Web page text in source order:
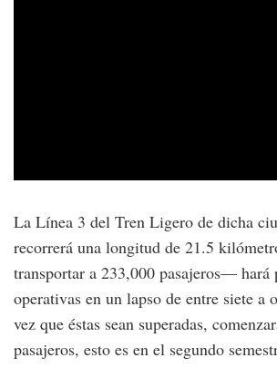
La Línea 3 del Tren Ligero de dicha
recorrerá una longitud de 21.5
transportar a 233,000 pasajeros— hará
operativas en un lapso de entre siete a
vez que éstas sean superadas,
pasajeros, esto es en el segundo